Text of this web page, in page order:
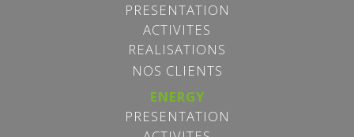
PRESENTATION
ACTIVITES
REALISATIONS
NOS CLIENTS
ENERGY
PRESENTATION